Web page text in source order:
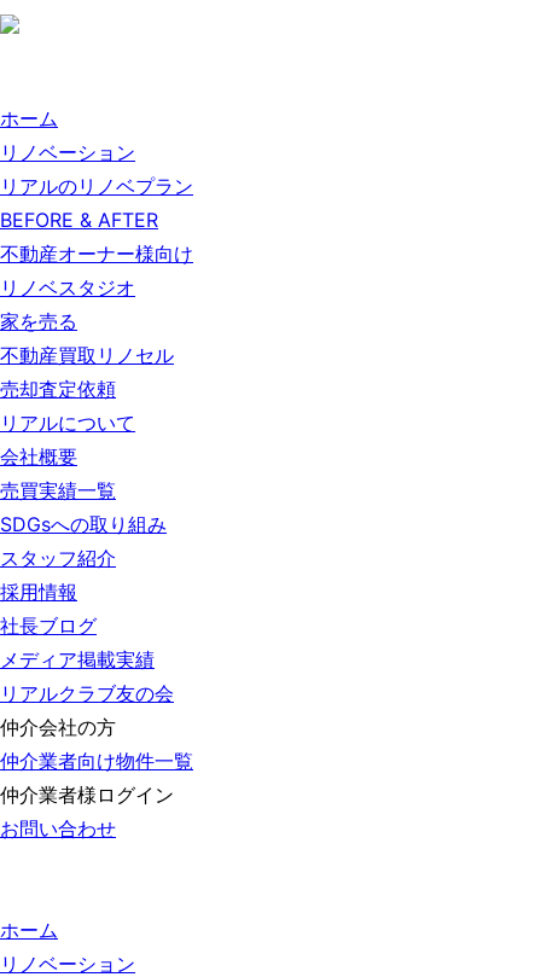
ホーム
リノベーション
リアルのリノベプラン
BEFORE & AFTER
不動産オーナー様向け
リノベスタジオ
家を売る
不動産買取リノセル
売却査定依頼
リアルについて
会社概要
売買実績一覧
SDGsへの取り組み
スタッフ紹介
採用情報
社長ブログ
メディア掲載実績
リアルクラブ友の会
仲介会社の方
仲介業者向け物件一覧
仲介業者様ログイン
お問い合わせ
ホーム
リノベーション